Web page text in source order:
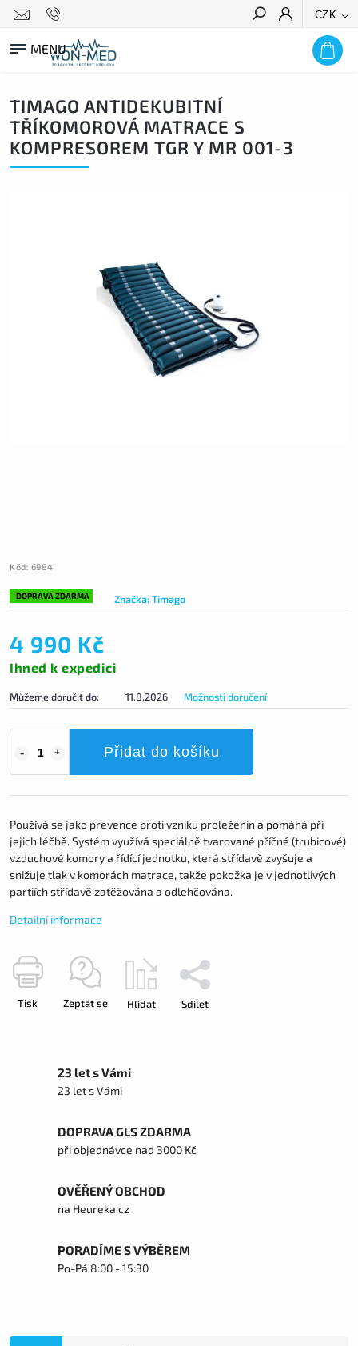
CZK
HLEDAT
TIMAGO ANTIDEKUBITNÍ
TŘÍKOMOROVÁ MATRACE S
KOMPRESOREM TGR Y MR 001-3
Kód: 6984
DOPRAVA ZDARMA Značka:Timago
4 990 Kč
Ihned k expedici
Můžeme doručit do: 11.8.2026 Možnosti doručení
Přidat do košíku
Používá se jako prevence proti vzniku proleženin a pomáhá při
jejich léčbě. Systém využívá speciálně tvarované příčné (trubicové)
vzduchové komory a řídící jednotku, která střídavě zvyšuje a
snižuje tlak v komorách matrace, takže pokožka je v jednotlivých
partiích střídavě zatěžována a odlehčována.
Detailní informace
Tisk Zeptat se Hlídat Sdílet
23 let s Vámi
23 let s Vámi
DOPRAVA GLS ZDARMA
při objednávce nad 3000 Kč
OVĚŘENÝ OBCHOD
na Heureka.cz
PORADÍME S VÝBĚREM
Po-Pá 8:00 - 15:30